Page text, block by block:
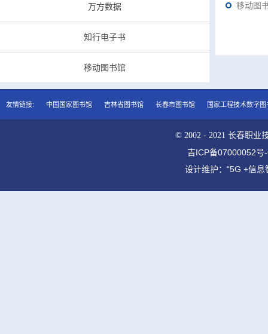
万方数据
知行电子书
移动图书馆
移动图
友情链接: 中国国家图书馆 吉林省图书馆 长春市图书馆 国家工程技术数字图
© 2002 - 2021 长春职业
吉ICP备07000052
设计维护：“5G +信